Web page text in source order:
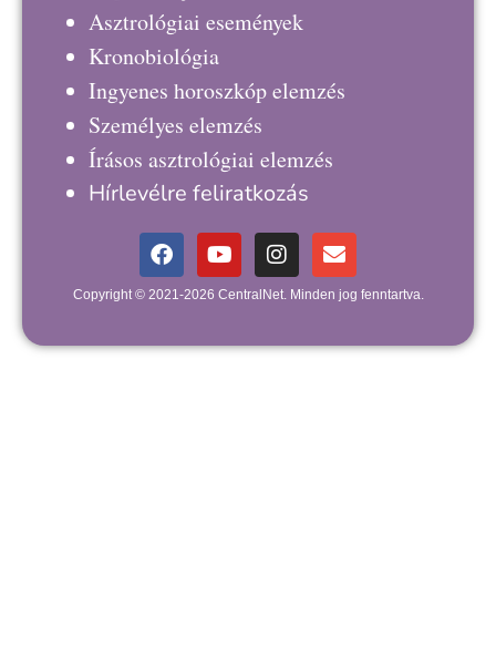
Asztrológiai események
Kronobiológia
Ingyenes horoszkóp elemzés
Személyes elemzés
Írásos asztrológiai elemzés
Hírlevélre feliratkozás
Copyright © 2021-2026 CentralNet. Minden jog fenntartva.